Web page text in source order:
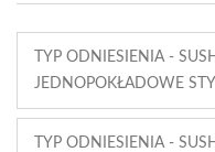
TYP ODNIESIENIA -
JEDNOPOKŁADOWE
TYP ODNIESIENIA -